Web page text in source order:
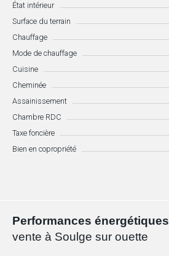
État intérieur
Surface du terrain
Chauffage
Mode de chauffage
Cuisine
Cheminée
Assainissement
Chambre RDC
Taxe foncière
Bien en copropriété
Performances énergétiques
vente à Soulge sur ouette